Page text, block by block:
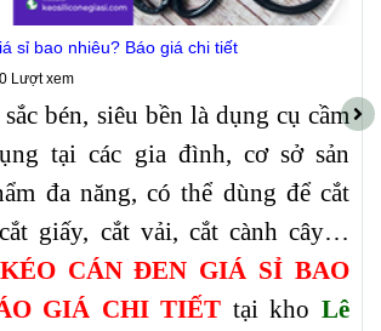
sỉ bao nhiêu? Báo giá chi tiết
Lượt xem
sắc bén, siêu bền là dụng cụ cầm
tại các gia đình, cơ sở sản
đa năng, có thể dùng để cắt
giấy, cắt vải, cắt cành cây…
KÉO CÁN ĐEN GIÁ SỈ BAO
GIÁ CHI TIẾT tại khoLê